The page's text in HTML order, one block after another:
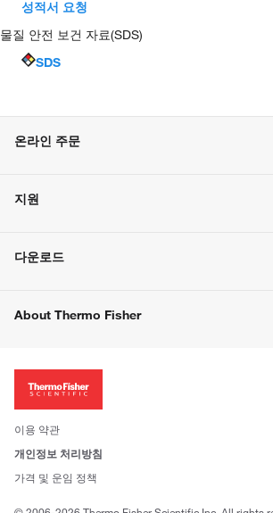
성적서 요청
물질 안전 보건 자료(SDS)
SDS
온라인 주문
주문 방법
벌크 주문
지원
고객 센터
웹사이트 개선사항
다운로드
About Thermo Fisher
투자자
사회적 책임
브랜드
이용 약관
개인정보 처리방침
가격 및 운임 정책